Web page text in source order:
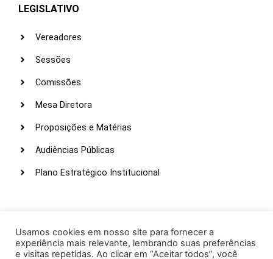
LEGISLATIVO
Vereadores
Sessões
Comissões
Mesa Diretora
Proposições e Matérias
Audiências Públicas
Plano Estratégico Institucional
Webmail
Intranet
Usamos cookies em nosso site para fornecer a
experiência mais relevante, lembrando suas preferências
e visitas repetidas. Ao clicar em “Aceitar todos”, você